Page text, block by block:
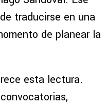
traducirse en una
de planear la
esta lectura.